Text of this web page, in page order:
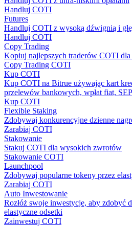
Przewodnik dla początkujących
Strategie handlowe
Dowiedz się, jak zachować
Zarabiać
Handluj COTI
Futures
Handluj COTI z wysoką dźwignią i
Handluj COTI
Copy Trading
Kopiuj najlepszych traderów COTI
Copy Trading COTI
Kup COTI
Kup COTI na Bitrue używając kart
przelewów bankowych, wpłat fiat,
Kup COTI
Flexible Staking
Zdobywaj konkurencyjne dzienne
Zarabiaj COTI
Stakowanie
Stakuj COTI dla wysokich zwrotów
Stakowanie COTI
Launchpool
Zdobywaj popularne tokeny przez
Zarabiaj COTI
Auto Inwestowanie
Rozłóż swoje inwestycje, aby zdobyć
elastyczne odsetki
Zainwestuj COTI